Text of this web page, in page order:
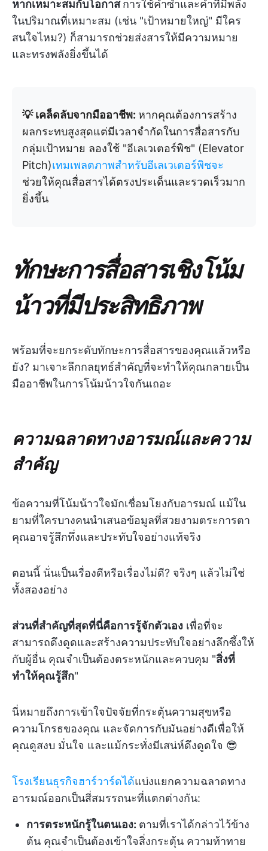
หากเหมาะสมกับโอกาสการใช้คำซ้ำและคำที่มีพลัง
ในปริมาณที่เหมาะสม (เช่น "เป้าหมายใหญ่" มีใคร
สนใจไหม?) ก็สามารถช่วยส่งสารให้มีความหมาย
และทรงพลังยิ่งขึ้นได้
💡 เคล็ดลับจากมืออาชีพ: หากคุณต้องการสร้าง
ผลกระทบสูงสุดแต่มีเวลาจำกัดในการสื่อสารกับ
กลุ่มเป้าหมาย ลองใช้ "อีเลเวเตอร์พิช" (Elevator
Pitch)เทมเพลตภาพสำหรับอีเลเวเตอร์พิชจะ
ช่วยให้คุณสื่อสารได้ตรงประเด็นและรวดเร็วมาก
ยิ่งขึ้น
ทักษะการสื่อสารเชิงโน้ม
น้าวที่มีประสิทธิภาพ
พร้อมที่จะยกระดับทักษะการสื่อสารของคุณแล้วหรือ
ยัง? มาเจาะลึกกลยุทธ์สำคัญที่จะทำให้คุณกลายเป็น
มืออาชีพในการโน้มน้าวใจกันเถอะ
ความฉลาดทางอารมณ์และความ
สำคัญ
ข้อความที่โน้มน้าวใจมักเชื่อมโยงกับอารมณ์ แม้ใน
ยามที่ใครบางคนนำเสนอข้อมูลที่สวยงามตระการตา
คุณอาจรู้สึกทึ่งและประทับใจอย่างแท้จริง
ตอนนี้ นั่นเป็นเรื่องดีหรือเรื่องไม่ดี? จริงๆ แล้วไม่ใช่
ทั้งสองอย่าง
ส่วนที่สำคัญที่สุดที่นี่คือการรู้จักตัวเอง เพื่อที่จะ
สามารถดึงดูดและสร้างความประทับใจอย่างลึกซึ้งให้
กับผู้อื่น คุณจำเป็นต้องตระหนักและควบคุม "สิ่งที่
ทำให้คุณรู้สึก"
นี่หมายถึงการเข้าใจปัจจัยที่กระตุ้นความสุขหรือ
ความโกรธของคุณ และจัดการกับมันอย่างดีเพื่อให้
คุณดูสงบ มั่นใจ และแม้กระทั่งมีเสน่ห์ดึงดูดใจ 😎
โรงเรียนธุรกิจฮาร์วาร์ดได้แบ่งแยกความฉลาดทาง
อารมณ์ออกเป็นสี่สมรรถนะที่แตกต่างกัน:
การตระหนักรู้ในตนเอง: ตามที่เราได้กล่าวไว้ข้าง
ต้น คุณจำเป็นต้องเข้าใจสิ่งกระตุ้น ความท้าทาย